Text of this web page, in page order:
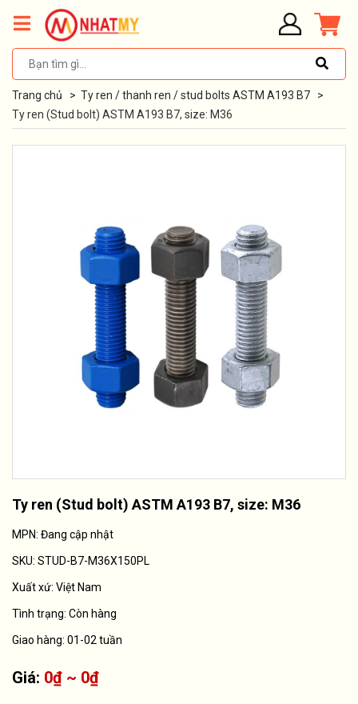
Trang chủ > Ty ren / thanh ren / stud bolts ASTM A193 B7
>
Ty ren (Stud bolt) ASTM A193 B7, size: M36
Ty ren (Stud bolt) ASTM A193 B7, size: M36
MPN: Đang cập nhật
SKU: STUD-B7-M36X150PL
Xuất xứ: Việt Nam
Tình trạng: Còn hàng
Giao hàng: 01-02 tuần
Giá: 0₫ ~ 0₫